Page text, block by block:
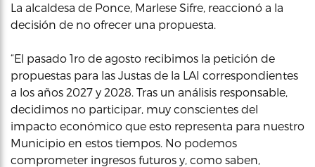
La alcaldesa de Ponce, Marlese Sifre, reaccionó a la
decisión de no ofrecer una propuesta.
“El pasado 1ro de agosto recibimos la petición de
propuestas para las Justas de la LAI correspondientes
a los años 2027 y 2028. Tras un análisis responsable,
decidimos no participar, muy conscientes del
impacto económico que esto representa para nuestro
Municipio en estos tiempos. No podemos
comprometer ingresos futuros y, como saben,